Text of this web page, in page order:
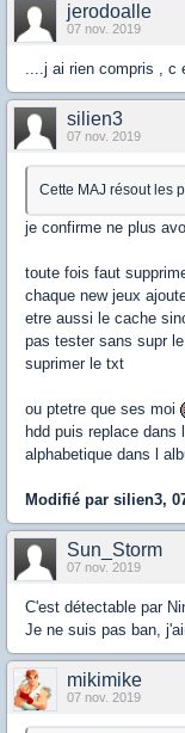
jerodoalle
07 nov. 2019
....j ai rien compris , c
silien3
07 nov. 2019
Cette MAJ résout les
je confirme ne plus
toute fois faut
chaque new jeux
etre aussi le cache
pas tester sans supr
suprimer le txt
ou ptetre que ses moi
hdd puis replace dans
alphabetique dans l
Modifié par silien3,
Sun_Storm
07 nov. 2019
C'est détectable par
Je ne suis pas ban,
mikimike
07 nov. 2019